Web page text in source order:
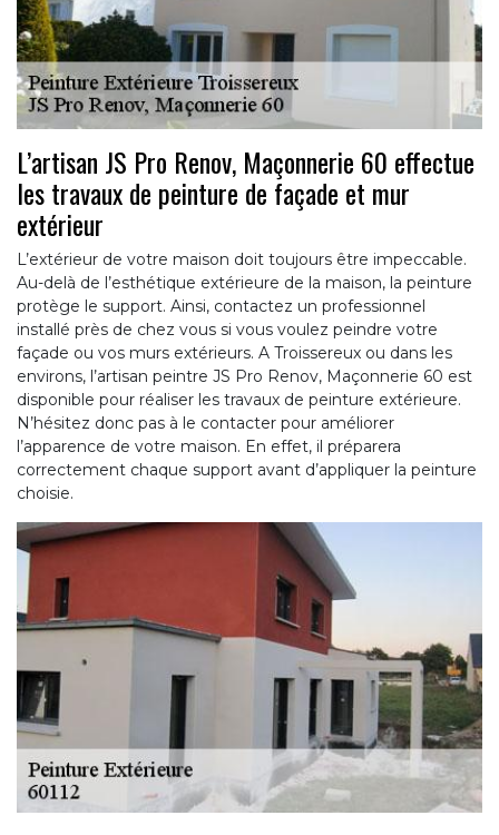
L’artisan JS Pro Renov, Maçonnerie 60 effectue
les travaux de peinture de façade et mur
extérieur
L’extérieur de votre maison doit toujours être impeccable.
Au-delà de l’esthétique extérieure de la maison, la peinture
protège le support. Ainsi, contactez un professionnel
installé près de chez vous si vous voulez peindre votre
façade ou vos murs extérieurs. A Troissereux ou dans les
environs, l’artisan peintre JS Pro Renov, Maçonnerie 60 est
disponible pour réaliser les travaux de peinture extérieure.
N’hésitez donc pas à le contacter pour améliorer
l’apparence de votre maison. En effet, il préparera
correctement chaque support avant d’appliquer la peinture
choisie.